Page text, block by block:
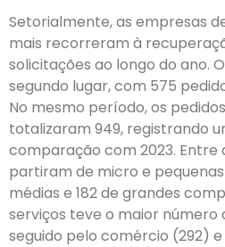
Setorialmente, as empresas
mais recorreram à
solicitações ao longo do ano.
segundo lugar, com 575
No mesmo período, os
totalizaram 949, registrando
comparação com 2023. Entre
partiram de micro e pequenas
médias e 182 de grandes
serviços teve o maior número
seguido pelo comércio (292)